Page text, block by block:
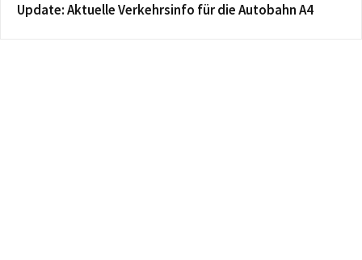
Update: Aktuelle Verkehrsinfo für die Autobahn A4